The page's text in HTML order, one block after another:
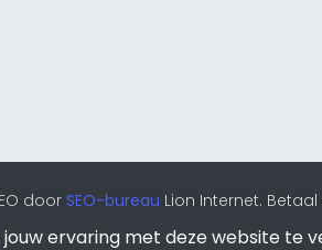
door SEO-bureau Lion Internet.
ervaring met deze website te